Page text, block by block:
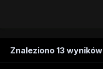
Znaleziono 13 wyników